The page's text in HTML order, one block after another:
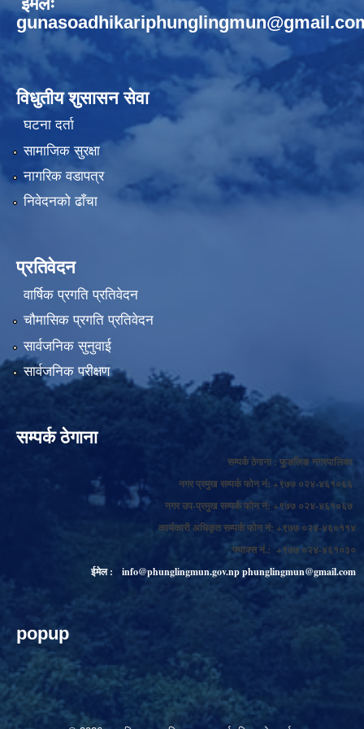
विधुतीय शुसासन सेवा
घटना दर्ता
सामाजिक सुरक्षा
नागरिक वडापत्र
निवेदनको ढाँचा
प्रतिवेदन
वार्षिक प्रगति प्रतिवेदन
चौमासिक प्रगति प्रतिवेदन
सार्वजनिक सुनुवाई
सार्वजनिक परीक्षण
सम्पर्क ठेगाना
सम्पर्क ठेगाना : फुङलिङ नगरपालिका
नगर प्रमुख सम्पर्क फोन नं: +९७७ ०२४-४६१०६६
नगर उप-प्रमुख सम्पर्क फोन नं: +९७७ ०२४-४६१०६७
कार्यकारी अधिकृत सम्पर्क फोन नं: +९७७ ०२४-४६०११४
फ्याक्स नं.: +९७७ ०२४-४६१०३०
ईमेल :
info@phunglingmun.gov.npphunglingmun@gmail.com
popup